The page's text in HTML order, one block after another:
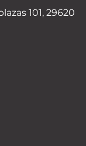
101, 29620